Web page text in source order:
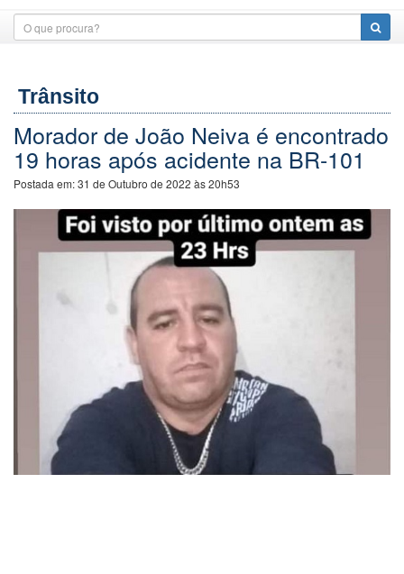
Trânsito
Morador de João Neiva é encontrado
19 horas após acidente na BR-101
Postada em:31 de Outubro de 2022 às 20h53